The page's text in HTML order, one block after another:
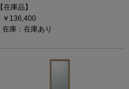
【在庫品】
￥136,400
在庫：在庫あり